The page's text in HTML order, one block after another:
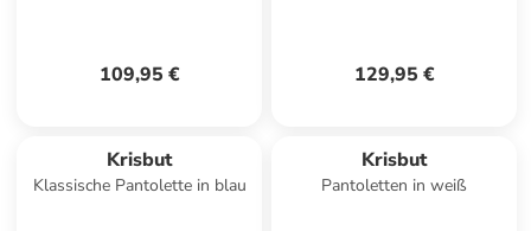
109,95 € 129,95 €
Krisbut
Klassische Pantolette in blau
Krisbut
Pantoletten in weiß